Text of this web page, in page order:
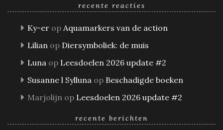
recente reacties
Ky-er op Aquamarkers van de action
Lilian op Diersymboliek: de muis
Luna op Leesdoelen 2026 update #2
Susanne l Sylluna op Beschadigde boeken
Marjolijn op Leesdoelen 2026 update #2
recente berichten